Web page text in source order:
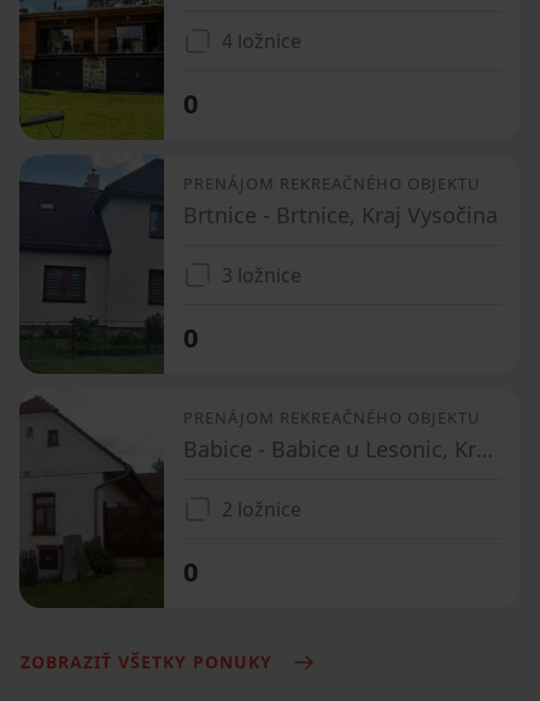
4 ložnice
0
PRENÁJOM REKREAČNÉHO OBJEKTU
Brtnice - Brtnice, Kraj Vysočina
3 ložnice
0
PRENÁJOM REKREAČNÉHO OBJEKTU
Babice - Babice u Lesonic, Kraj Vysočina
2 ložnice
0
ZOBRAZIŤ VŠETKY PONUKY